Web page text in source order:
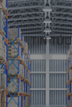
TIN TỨC